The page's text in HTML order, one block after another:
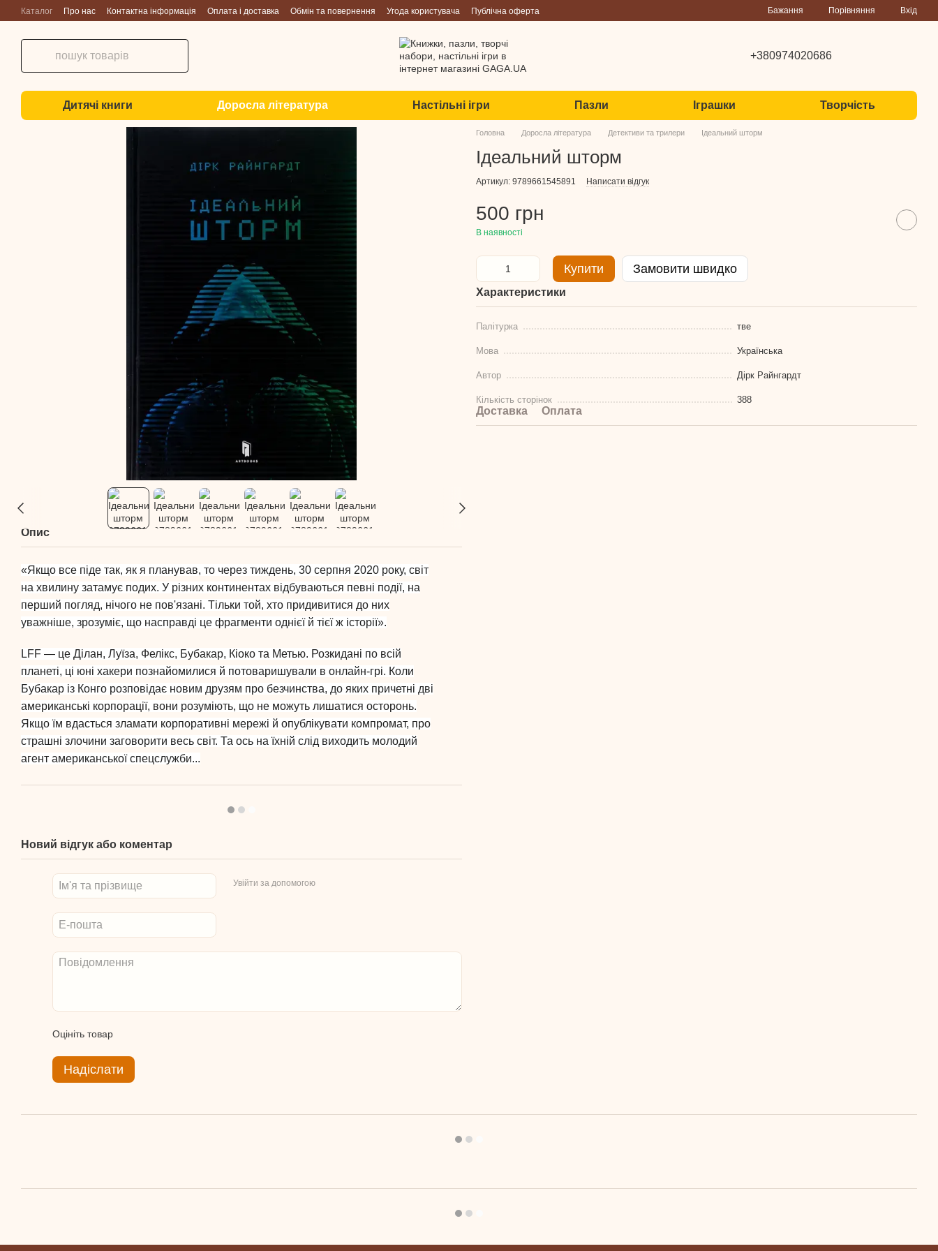
Перейти до основного контенту
Каталог Про нас Контактна інформація Оплата і доставка Обмін та повернення Угода користувача Публічна оферта Бажання Порівняння Вхід
+380974020686
Дитячі книги Доросла література Настільні ігри Пазли Іграшки Творчість
Опис
«Якщо все піде так, як я планував, то через тиждень, 30 серпня 2020 року, світ
на хвилину затамує подих. У різних континентах відбуваються певні події, на
перший погляд, нічого не пов'язані. Тільки той, хто придивитися до них
уважніше, зрозуміє, що насправді це фрагменти однієї й тієї ж історії».
LFF — це Ділан, Луїза, Фелікс, Бубакар, Кіоко та Метью. Розкидані по всій
планеті, ці юні хакери познайомилися й потоваришували в онлайн-грі. Коли
Бубакар із Конго розповідає новим друзям про безчинства, до яких причетні дві
американські корпорації, вони розуміють, що не можуть лишатися осторонь.
Якщо їм вдасться зламати корпоративні мережі й опублікувати компромат, про
страшні злочини заговорити весь світ. Та ось на їхній слід виходить молодий
агент американської спецслужби...
Новий відгук або коментар
Увійти за допомогою
Оцініть товар
Надіслати
Головна Доросла література Детективи та трилери Ідеальний шторм
Ідеальний шторм
Артикул: 9789661545891 Написати відгук
500 грн
В наявності
Купити Замовити швидко
Характеристики
Палітурка тве
Мова Українська
Автор Дірк Райнгардт
Кількість сторінок 388
Доставка Оплата